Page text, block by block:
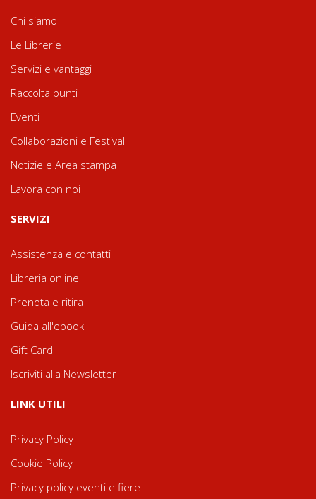
Chi siamo
Le Librerie
Servizi e vantaggi
Raccolta punti
Eventi
Collaborazioni e Festival
Notizie e Area stampa
Lavora con noi
SERVIZI
Assistenza e contatti
Libreria online
Prenota e ritira
Guida all'ebook
Gift Card
Iscriviti alla Newsletter
LINK UTILI
Privacy Policy
Cookie Policy
Privacy policy eventi e fiere